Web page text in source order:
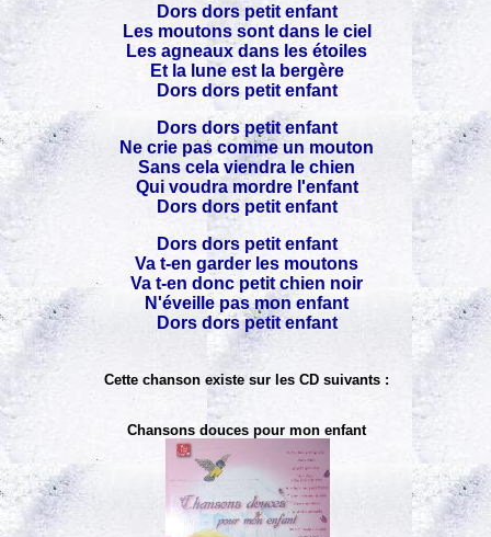
Dors dors petit enfant
Les moutons sont dans le ciel
Les agneaux dans les étoiles
Et la lune est la bergère
Dors dors petit enfant
Dors dors petit enfant
Ne crie pas comme un mouton
Sans cela viendra le chien
Qui voudra mordre l'enfant
Dors dors petit enfant
Dors dors petit enfant
Va t-en garder les moutons
Va t-en donc petit chien noir
N'éveille pas mon enfant
Dors dors petit enfant
Cette chanson existe sur les CD suivants :
Chansons douces pour mon enfant